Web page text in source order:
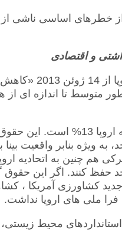
از خطرهای اساسی ناشی از
و اقتصادی
نمایندگی داده شده به کمیسیون اروپا از جانب
متوسط تا اندازه ای
برای مثال در کشاورزی حقوق متوسط گمرکی ایالات متحد 7% و
ویژه بنابر واقعیت بینا
هم چنین به اتحادیه
حفظ کنند. اگر این
جدید کشاورزی آمریکا ،
ملی های اروپا نداشت.
محیط زیستی،